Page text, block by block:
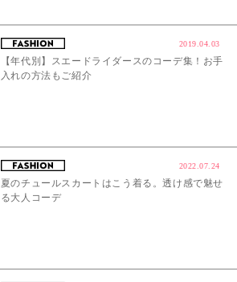
2019.04.03
【年代別】スエードライダースのコーデ集！お手
入れの方法もご紹介
2022.07.24
夏のチュールスカートはこう着る。透け感で魅せ
る大人コーデ